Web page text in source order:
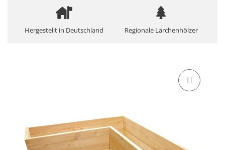
Hergestellt in Deutschland Regionale Lärchenhölzer